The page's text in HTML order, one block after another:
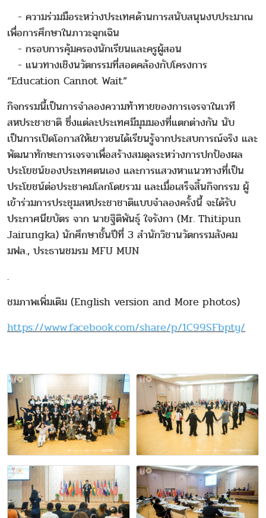
- ความร่วมมือระหว่างประเทศด้านการสนับสนุนงบประมาณ
เพื่อการศึกษาในภาวะฉุกเฉิน
- กรอบการคุ้มครองนักเรียนและครูผู้สอน
- แนวทางเชิงนวัตกรรมที่สอดคล้องกับโครงการ
“Education Cannot Wait”
กิจกรรมนี้เป็นการจำลองความท้าทายของการเจรจาในเวที
สหประชาชาติ ซึ่งแต่ละประเทศมีมุมมองที่แตกต่างกัน นับ
เป็นการเปิดโอกาสให้เยาวชนได้เรียนรู้จากประสบการณ์จริง และ
พัฒนาทักษะการเจรจาเพื่อสร้างสมดุลระหว่างการปกป้องผล
ประโยชน์ของประเทศตนเอง และการแสวงหาแนวทางที่เป็น
ประโยชน์ต่อประชาคมโลกโดยรวม และเมื่อเสร็จสิ้นกิจกรรม ผู้
เข้าร่วมการประชุมสหประชาชาติแบบจำลองครั้งนี้ จะได้รับ
ประกาศนียบัตร จาก นายฐิติพันธุ์ ใจรังกา (Mr. Thitipun
Jairungka) นักศึกษาชั้นปีที่ 3 สำนักวิชานวัตกรรมสังคม
มฟล., ประธานชมรม MFU MUN
.
ชมภาพเพิ่มเติม (English version and More photos)
https://www.facebook.com/share/p/1C99SFbpty/